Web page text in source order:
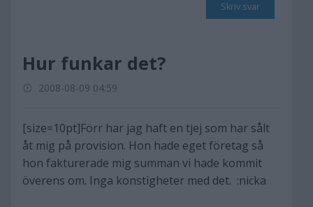
Skriv svar
Hur funkar det?
2008-08-09 04:59
[size=10pt]Förr har jag haft en tjej som har sålt
åt mig på provision. Hon hade eget företag så
hon fakturerade mig summan vi hade kommit
överens om. Inga konstigheter med det. :nicka